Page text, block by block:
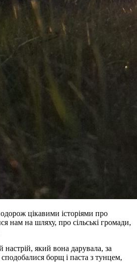
цікавими історіями про
нам на шляху, про сільські громади,
який вона дарувала, за
борщ і паста з тунцем,